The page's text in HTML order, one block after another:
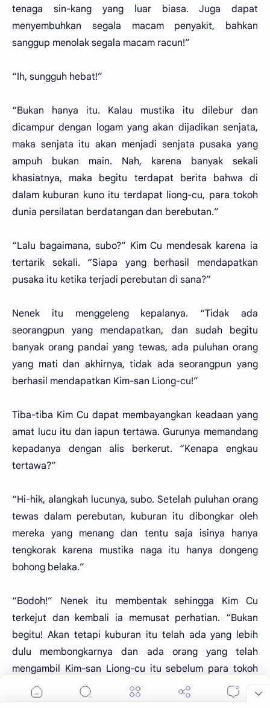
tenaga sin-kang yang luar biasa. Juga dapat
menyembuhkan segala macam penyakit, bahkan
sanggup menolak segala macam racun!”
“Ih, sungguh hebat!”
“Bukan hanya itu. Kalau mustika itu dilebur dan
dicampur dengan logam yang akan dijadikan senjata,
maka senjata itu akan menjadi senjata pusaka yang
ampuh bukan main. Nah, karena banyak sekali
khasiatnya, maka begitu terdapat berita bahwa di
dalam kuburan kuno itu terdapat liong-cu, para tokoh
dunia persilatan berdatangan dan berebutan.”
“Lalu bagaimana, subo?” Kim Cu mendesak karena ia
tertarik sekali. “Siapa yang berhasil mendapatkan
pusaka itu ketika terjadi perebutan di sana?”
Nenek itu menggeleng kepalanya. “Tidak ada
seorangpun yang mendapatkan, dan sudah begitu
banyak orang pandai yang tewas, ada puluhan orang
yang mati dan akhirnya, tidak ada seorangpun yang
berhasil mendapatkan Kim-san Liong-cu!”
Tiba-tiba Kim Cu dapat membayangkan keadaan yang
amat lucu itu dan iapun tertawa. Gurunya memandang
kepadanya dengan alis berkerut. “Kenapa engkau
tertawa?”
“Hi-hik, alangkah lucunya, subo. Setelah puluhan orang
tewas dalam perebutan, kuburan itu dibongkar oleh
mereka yang menang dan tentu saja isinya hanya
tengkorak karena mustika naga itu hanya dongeng
bohong belaka.”
“Bodoh!” Nenek itu membentak sehingga Kim Cu
terkejut dan kembali ia memusat perhatian. “Bukan
begitu! Akan tetapi kuburan itu telah ada yang lebih
dulu membongkarnya dan ada orang yang telah
mengambil Kim-san Liong-cu itu sebelum para tokoh
datang memperebutkannya! Pusaka itu memang ada,
sebesar kepala bayi yang baru lahir, akan tetapi telah